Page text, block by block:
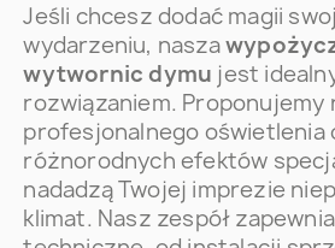
Jeśli chcesz dodać magii
wydarzeniu, nasza
wytwornic dymu jest
rozwiązaniem. Proponujemy
profesjonalnego oświetlenia
różnorodnych efektów
nadadzą Twojej imprezie
klimat. Nasz zespół